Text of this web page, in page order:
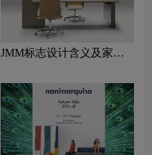
JMM标志设计含义及家具